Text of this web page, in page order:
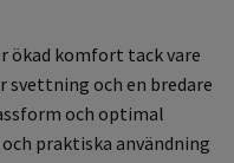
ökad komfort tack vare
svettning och en bredare
och optimal
praktiska användning